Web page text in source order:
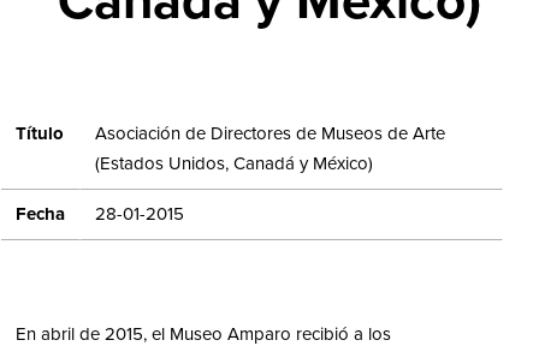
Título
Asociación de Directores de Museos de Arte
(Estados Unidos, Canadá y México)
Fecha 28-01-2015
En abril de 2015, el Museo Amparo recibió a los